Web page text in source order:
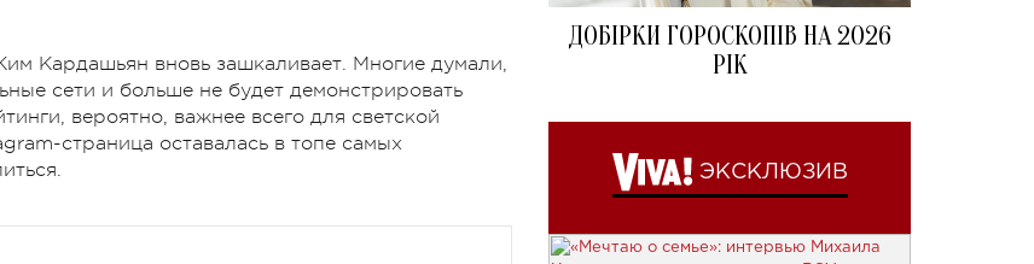
Кардашьян вновь зашкаливает. Многие думали,
сети и больше не будет демонстрировать
вероятно, важнее всего для светской
страница оставалась в топе самых
ДОБІРКИ ГОРОСКОПІВ НА 2026
РІК
ЭКСКЛЮЗИВ